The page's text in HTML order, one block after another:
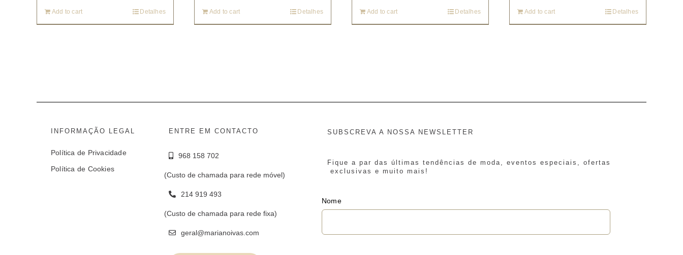
Add to cart Detalhes Add to cart Detalhes Add to cart Detalhes Add to cart Detalhes
INFORMAÇÃO LEGAL
Política de Privacidade
Política de Cookies
ENTRE EM CONTACTO
968 158 702
(Custo de chamada para rede móvel)
214 919 493
(Custo de chamada para rede fixa)
geral@marianoivas.com
SUBSCREVA A NOSSA NEWSLETTER
Fique a par das últimas tendências de moda, eventos especiais, ofertas
exclusivas e muito mais!
Nome